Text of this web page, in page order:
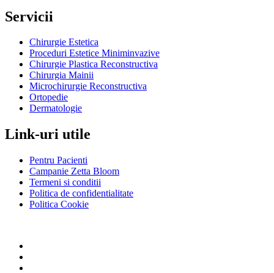
Servicii
Chirurgie Estetica
Proceduri Estetice Miniminvazive
Chirurgie Plastica Reconstructiva
Chirurgia Mainii
Microchirurgie Reconstructiva
Ortopedie
Dermatologie
Link-uri utile
Pentru Pacienti
Campanie Zetta Bloom
Termeni si conditii
Politica de confidentialitate
Politica Cookie